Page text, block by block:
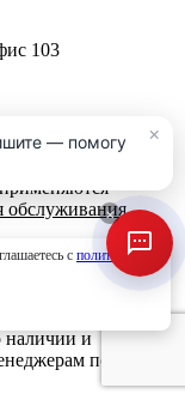
103
обслуживания
на нем не
положениями
Федерации.
наличии и
по
с политикой
×
— помогу
×